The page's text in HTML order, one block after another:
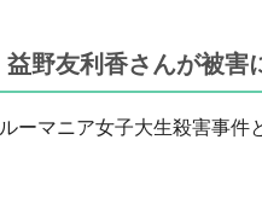
益野友利香さんが被害
ルーマニア女子大生殺害事件